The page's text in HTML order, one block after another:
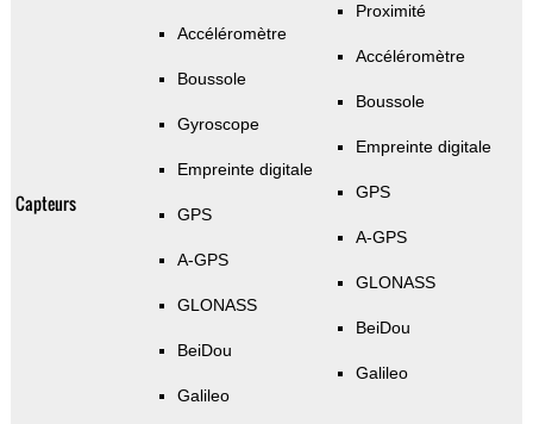
Capteurs
Accéléromètre
Boussole
Gyroscope
Empreinte digitale
GPS
A-GPS
GLONASS
BeiDou
Galileo
Proximité
Accéléromètre
Boussole
Empreinte digitale
GPS
A-GPS
GLONASS
BeiDou
Galileo